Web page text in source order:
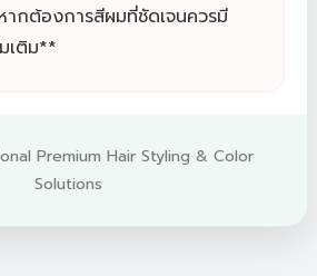
กต้องการสีผมที่ชัดเจนควรมี
เติม**
Premium Hair Styling & Color
Solutions